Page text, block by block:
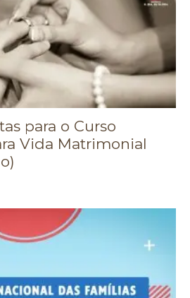
para o Curso
Vida Matrimonial